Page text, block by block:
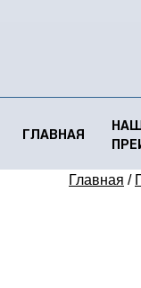
ГЛАВНАЯ
Главная /